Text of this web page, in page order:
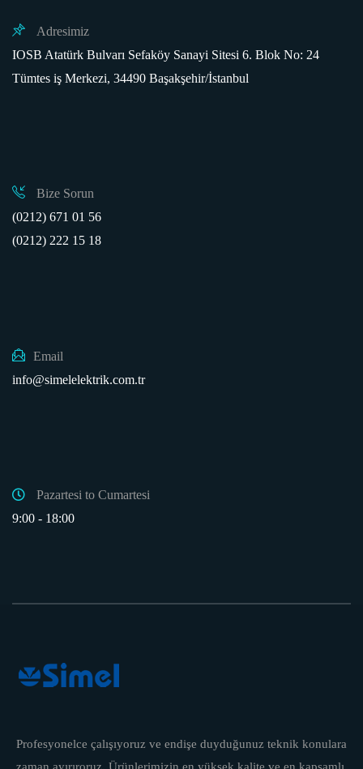
Adresimiz
IOSB Atatürk Bulvarı Sefaköy Sanayi Sitesi 6. Blok No: 24
Tümtes iş Merkezi, 34490 Başakşehir/İstanbul
Bize Sorun
(0212) 671 01 56
(0212) 222 15 18
Email
info@simelelektrik.com.tr
Pazartesi to Cumartesi
9:00 - 18:00
Profesyonelce çalışıyoruz ve endişe duyduğunuz teknik konulara